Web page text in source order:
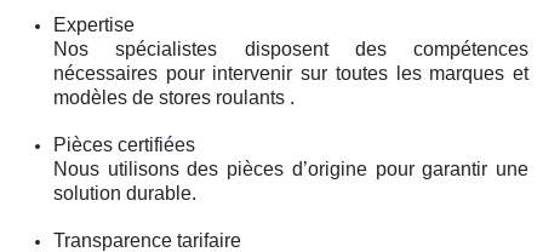
Expertise
Nos spécialistes disposent des compétences
nécessaires pour intervenir sur toutes les marques et
modèles de stores roulants .
Pièces certifiées
Nous utilisons des pièces d’origine pour garantir une
solution durable.
Transparence tarifaire